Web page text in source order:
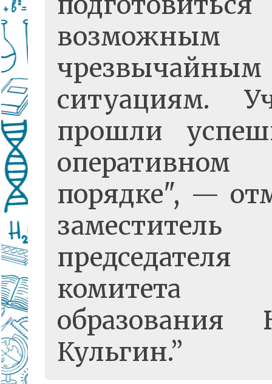
возможным
чрезвычайным
ситуациям.
прошли
оперативном
порядке", —
заместитель
председателя
комитета
образования
Кульгин.